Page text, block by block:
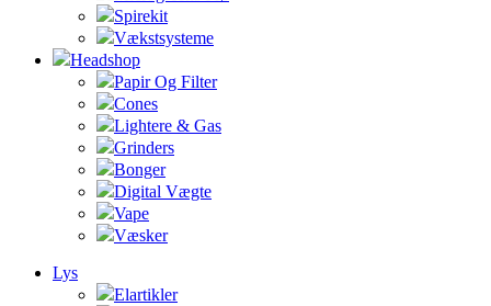
Spirekit
Vækstsysteme
Headshop
Papir Og Filter
Cones
Lightere & Gas
Grinders
Bonger
Digital Vægte
Vape
Væsker
Lys
Elartikler